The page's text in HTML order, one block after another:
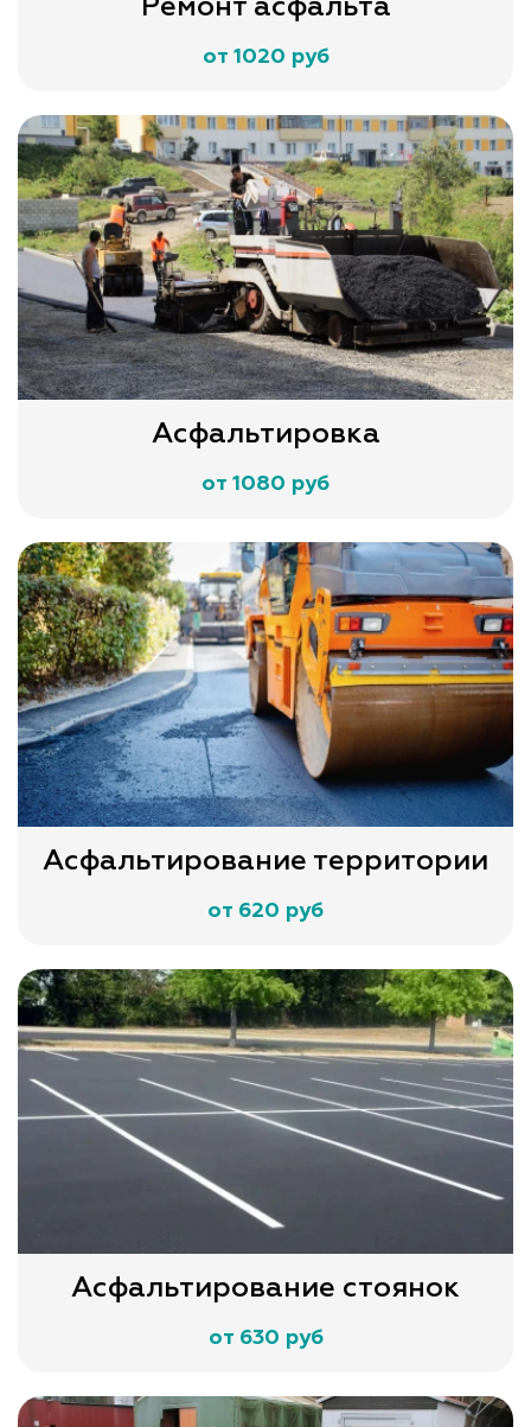
Ремонт асфальта
от 1020 руб
Асфальтировка
от 1080 руб
Асфальтирование территории
от 620 руб
Асфальтирование стоянок
от 630 руб